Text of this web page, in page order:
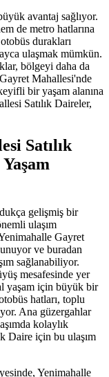
avantaj sağlıyor.
de metro hatlarına
durakları
ulaşmak mümkün.
bölgeyi daha da
Mahallesi'nde
bir yaşam alanına
Satılık Daireler,
Satılık
gelişmiş bir
ulaşım
Gayret
ve buradan
sağlanabiliyor.
mesafesinde yer
yaşam için büyük bir
hatları, toplu
Ana güzergahlar
kolaylık
Daire için bu ulaşım
Yenimahalle